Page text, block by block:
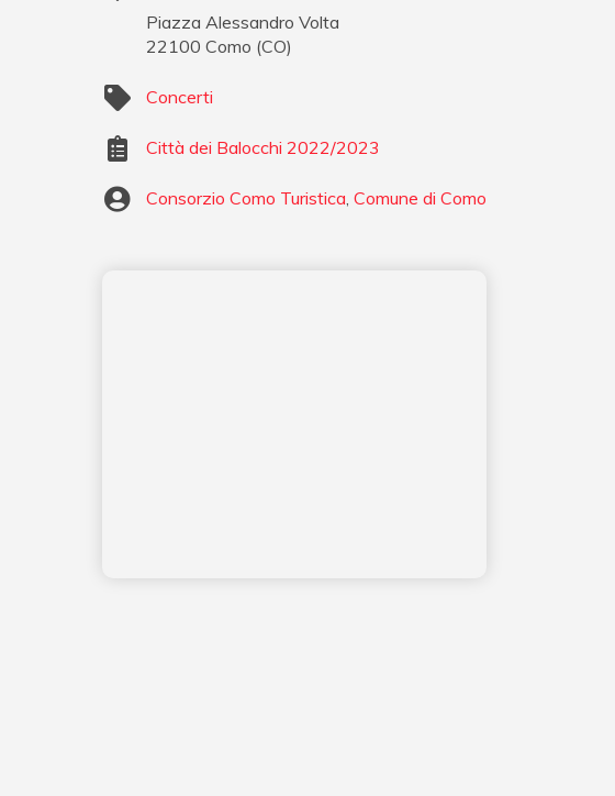
Piazza Alessandro Volta
22100 Como (CO)
Concerti
Città dei Balocchi 2022/2023
Consorzio Como Turistica,Comune di Como